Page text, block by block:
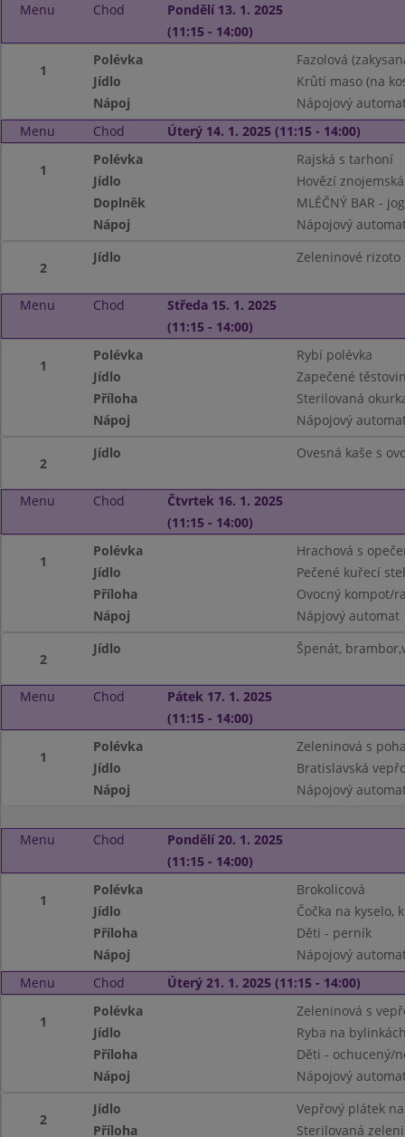
Menu Chod
Pondělí 13. 1. 2025
(11:15 - 14:00)
1
Polévka
Fazolová
Jídlo
Krůtí maso (na
Nápoj
Nápojový
Menu
Chod Úterý 14. 1. 2025 (11:15 - 14:00)
1
Polévka
Rajská s tarhoní
Jídlo
Hovězí
Doplněk
MLÉČNÝ BAR -
Nápoj
Nápojový
2
Jídlo Zeleninové rizoto
Menu Chod
Středa 15. 1. 2025
(11:15 - 14:00)
1
Polévka
Rybí polévka
Jídlo
Zapečené
Příloha
Sterilovaná
Nápoj
Nápojový
2
Jídlo Ovesná kaše s
Menu Chod
Čtvrtek 16. 1. 2025
(11:15 - 14:00)
1
Polévka
Hrachová s
Jídlo
Pečené kuřecí
Příloha
Ovocný kompot/
Nápoj
Nápjový automat
2
Jídlo Špenát,
Menu Chod
Pátek 17. 1. 2025
(11:15 - 14:00)
1
Polévka
Zeleninová s
Jídlo
Bratislavská
Nápoj
Nápojový
Menu Chod
Pondělí 20. 1. 2025
(11:15 - 14:00)
1
Polévka
Brokolicová
Jídlo
Čočka na kyselo,
Příloha
Děti - perník
Nápoj
Nápojový
Menu
Chod Úterý 21. 1. 2025 (11:15 - 14:00)
1
Polévka
Zeleninová s
Jídlo
Ryba na
Příloha
Děti - ochucený/
Nápoj
Nápojový
2
Jídlo
Vepřový plátek
Příloha
Sterilovaná